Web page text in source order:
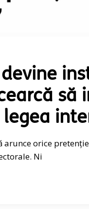
devine
să
arunce orice
Ni